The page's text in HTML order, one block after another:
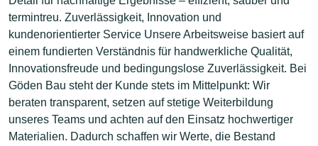
termintreu. Zuverlässigkeit, Innovation und
kundenorientierter Service Unsere Arbeitsweise basiert auf
einem fundierten Verständnis für handwerkliche Qualität,
Innovationsfreude und bedingungslose Zuverlässigkeit. Bei
Göden Bau steht der Kunde stets im Mittelpunkt: Wir
beraten transparent, setzen auf stetige Weiterbildung
unseres Teams und achten auf den Einsatz hochwertiger
Materialien. Dadurch schaffen wir Werte, die Bestand